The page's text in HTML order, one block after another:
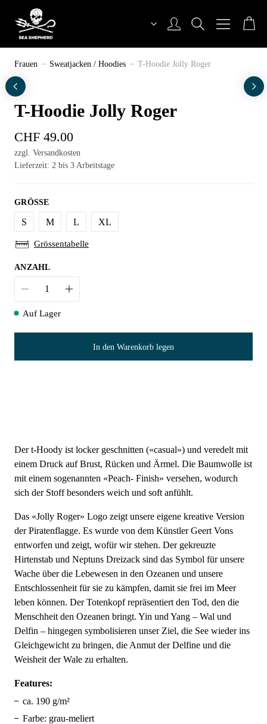
Inhalt
Sea Shepherd Switzerland
Frauen Sweatjacken / Hoodies T-Hoodie Jolly Roger
T-Hoodie Jolly Roger
CHF 49.00
zzgl. Versandkosten
Lieferzeit: 2 bis 3 Arbeitstage
GRÖSSE
S M L XL
Grössentabelle
ANZAHL
Anzahl
Auf Lager
In den Warenkorb legen
Der t-Hoody ist locker geschnitten («casual») und veredelt mit
einem Druck auf Brust, Rücken und Ärmel. Die Baumwolle ist
mit einem sogenannten «Peach- Finish» versehen, wodurch
sich der Stoff besonders weich und soft anfühlt.
Das «Jolly Roger» Logo zeigt unsere eigene kreative Version
der Piratenflagge. Es wurde von dem Künstler Geert Vons
entworfen und zeigt, wofür wir stehen. Der gekreuzte
Hirtenstab und Neptuns Dreizack sind das Symbol für unsere
Wache über die Lebewesen in den Ozeanen und unsere
Entschlossenheit für sie zu kämpfen, damit sie frei im Meer
leben können. Der Totenkopf repräsentiert den Tod, den die
Menschheit den Ozeanen bringt. Yin und Yang – Wal und
Delfin – hingegen symbolisieren unser Ziel, die See wieder ins
Gleichgewicht zu bringen, die Anmut der Delfine und die
Weisheit der Wale zu erhalten.
Features:
ca. 190 g/m²
Farbe: grau-meliert